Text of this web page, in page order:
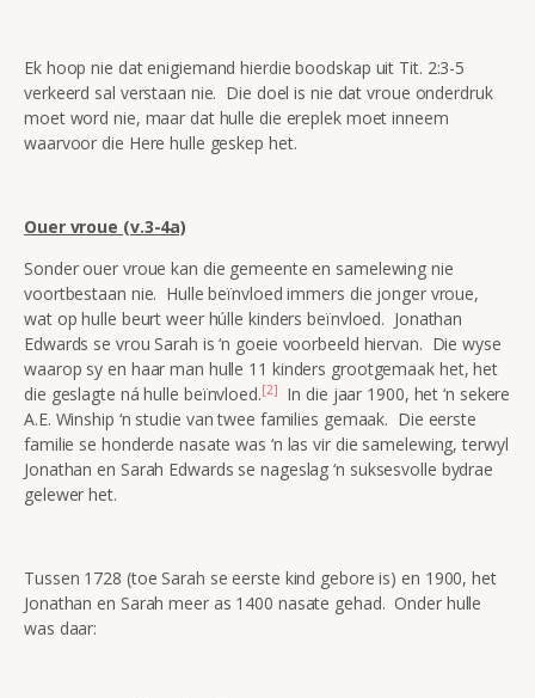
Ek hoop nie dat enigiemand hierdie boodskap uit Tit. 2:3-5
verkeerd sal verstaan nie. Die doel is nie dat vroue onderdruk
moet word nie, maar dat hulle die ereplek moet inneem
waarvoor die Here hulle geskep het.
Ouer vroue (v.3-4a)
Sonder ouer vroue kan die gemeente en samelewing nie
voortbestaan nie. Hulle beïnvloed immers die jonger vroue,
wat op hulle beurt weer húlle kinders beïnvloed. Jonathan
Edwards se vrou Sarah is ‘n goeie voorbeeld hiervan. Die wyse
waarop sy en haar man hulle 11 kinders grootgemaak het, het
die geslagte ná hulle beïnvloed.[2]
In die jaar 1900, het ‘n sekere
A.E. Winship ‘n studie van twee families gemaak. Die eerste
familie se honderde nasate was ‘n las vir die samelewing, terwyl
Jonathan en Sarah Edwards se nageslag ‘n suksesvolle bydrae
gelewer het.
Tussen 1728 (toe Sarah se eerste kind gebore is) en 1900, het
Jonathan en Sarah meer as 1400 nasate gehad. Onder hulle
was daar: